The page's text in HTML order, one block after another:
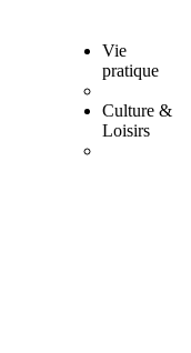
Vie
pratique
Culture &
Loisirs